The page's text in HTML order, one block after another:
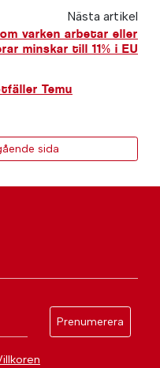
Nästa artikel
varken arbetar eller
minskar till 11% i EU
Temu
sida
Prenumerera